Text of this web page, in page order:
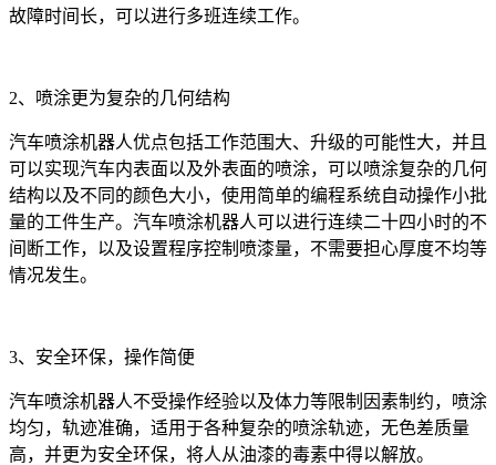
故障时间长，可以进行多班连续工作。
2、喷涂更为复杂的几何结构
汽车喷涂机器人优点包括工作范围大、升级的可能性大，并且
可以实现汽车内表面以及外表面的喷涂，可以喷涂复杂的几何
结构以及不同的颜色大小，使用简单的编程系统自动操作小批
量的工件生产。汽车喷涂机器人可以进行连续二十四小时的不
间断工作，以及设置程序控制喷漆量，不需要担心厚度不均等
情况发生。
3、安全环保，操作简便
汽车喷涂机器人不受操作经验以及体力等限制因素制约，喷涂
均匀，轨迹准确，适用于各种复杂的喷涂轨迹，无色差质量
高，并更为安全环保，将人从油漆的毒素中得以解放。